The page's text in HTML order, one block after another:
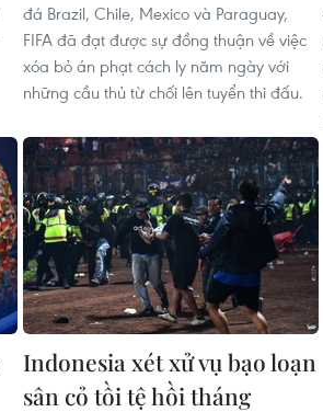
đá Brazil, Chile, Mexico và Paraguay,
FIFA đã đạt được sự đồng thuận về việc
xóa bỏ án phạt cách ly năm ngày với
những cầu thủ từ chối lên tuyển thi đấu.
Indonesia xét xử vụ bạo loạn
sân cỏ tồi tệ hồi tháng